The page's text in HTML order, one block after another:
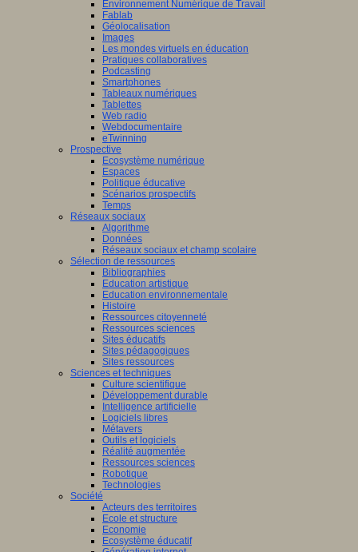
Environnement Numérique de Travail
Fablab
Géolocalisation
Images
Les mondes virtuels en éducation
Pratiques collaboratives
Podcasting
Smartphones
Tableaux numériques
Tablettes
Web radio
Webdocumentaire
eTwinning
Prospective
Ecosystème numérique
Espaces
Politique éducative
Scénarios prospectifs
Temps
Réseaux sociaux
Algorithme
Données
Réseaux sociaux et champ scolaire
Sélection de ressources
Bibliographies
Education artistique
Education environnementale
Histoire
Ressources citoyenneté
Ressources sciences
Sites éducatifs
Sites pédagogiques
Sites ressources
Sciences et techniques
Culture scientifique
Développement durable
Intelligence artificielle
Logiciels libres
Métavers
Outils et logiciels
Réalité augmentée
Ressources sciences
Robotique
Technologies
Société
Acteurs des territoires
Ecole et structure
Economie
Ecosystème éducatif